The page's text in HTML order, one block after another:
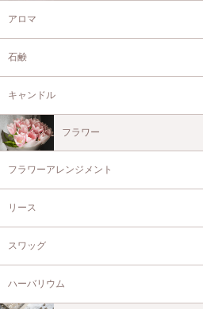
アロマ
石鹸
キャンドル
フラワー
フラワーアレンジメント
リース
スワッグ
ハーバリウム